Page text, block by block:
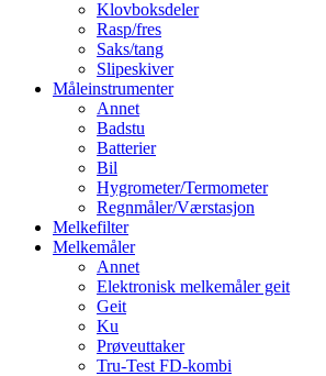
Klovboksdeler
Rasp/fres
Saks/tang
Slipeskiver
Måleinstrumenter
Annet
Badstu
Batterier
Bil
Hygrometer/Termometer
Regnmåler/Værstasjon
Melkefilter
Melkemåler
Annet
Elektronisk melkemåler geit
Geit
Ku
Prøveuttaker
Tru-Test FD-kombi